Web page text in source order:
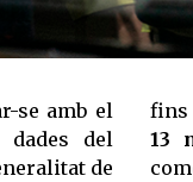
se amb el
dades del
de
fins
13